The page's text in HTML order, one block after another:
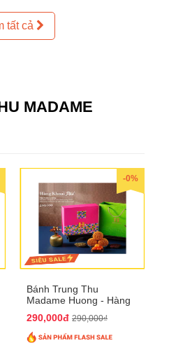
tất cả
MADAME
-0%
Bánh Trung Thu
Madame Huong - Hàng
290,000đ 290,000₫